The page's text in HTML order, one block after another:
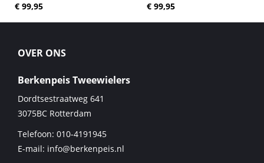
€ 99,95 € 99,95
OVER ONS
Berkenpeis Tweewielers
Dordtsestraatweg 641
3075BC Rotterdam
Telefoon: 010-4191945
E-mail: info@berkenpeis.nl